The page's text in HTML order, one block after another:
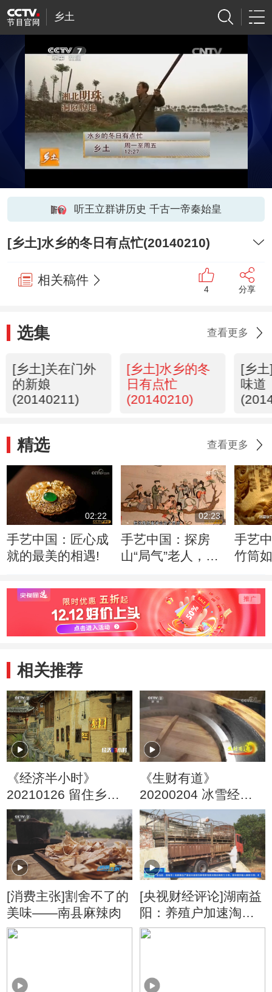
乡土
听王立群讲历史 千古一帝秦始皇
[乡土]水乡的冬日有点忙(20140210)
相关稿件
4 分享
选集 查看更多
[乡土]关在门外
的新娘
(20140211)
[乡土]水乡的冬
日有点忙
(20140210)
[乡
味道
精选 查看更多
02:22
手艺中国：匠心成
就的最美的相遇!
02:23
手艺中国：探房
山“局气”老人，如
手艺
竹筒
相关推荐
《经济半小时》
20210126 留住乡愁
致富不愁
《生财有道》
20200204 冰雪经济
系列：吉林辉南——
冰雪季 热经济
[消费主张]割舍不了的
美味——南县麻辣肉
[央视财经评论]湖南益
阳：养殖户加速淘汰
仔猪